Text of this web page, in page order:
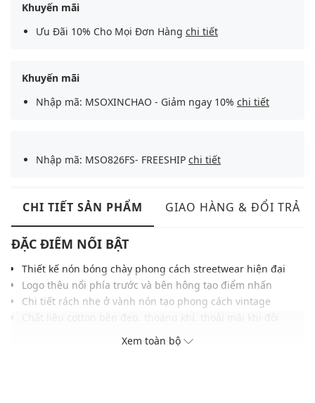
Khuyến mãi
Ưu Đãi 10% Cho Mọi Đơn Hàng chi tiết
Khuyến mãi
Nhập mã: MSOXINCHAO - Giảm ngay 10% chi tiết
Nhập mã: MSO826FS- FREESHIP chi tiết
CHI TIẾT SẢN PHẨM GIAO HÀNG & ĐỔI TRẢ
ĐẶC ĐIỂM NỔI BẬT
Thiết kế nón bóng chày phong cách streetwear hiện đại
Logo thêu nổi phía trước và bên hông tạo điểm nhấn
Chi tiết rách nhẹ ở vành nón tạo phong cách vintage
Khóa điều chỉnh phía sau linh hoạt, phù hợp nhiều cỡ đầu
Gam màu trung tính, dễ phối với áo thun, hoodie, denim
Xem toàn bộ